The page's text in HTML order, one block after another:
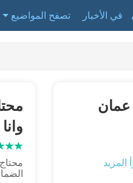
في الأخبار تصفح المواضيع
المزيد